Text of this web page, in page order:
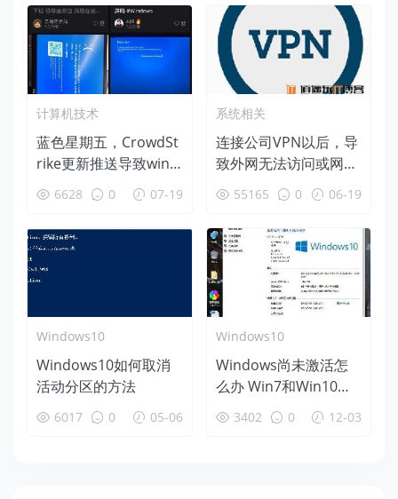
计算机技术
蓝色星期五，CrowdSt
rike更新推送导致wind
ows蓝屏后恢复办法
6628 0 07-19
系统相关
连接公司VPN以后，导
致外网无法访问或网速
变慢等问题的解决办法
55165 0 06-19
Windows10
Windows10如何取消
活动分区的方法
6017 0 05-06
Windows10
Windows尚未激活怎
么办 Win7和Win10永
久激活工具下载使用教
程
3402 0 12-03